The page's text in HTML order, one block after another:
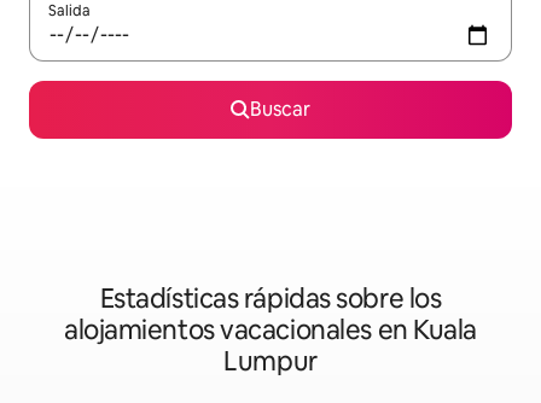
Salida
Buscar
Estadísticas rápidas sobre los
alojamientos vacacionales en Kuala
Lumpur